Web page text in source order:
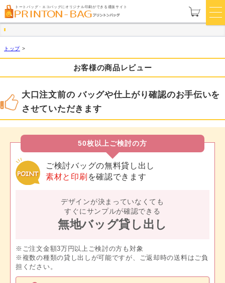
トートバッグ・エコバッグにオリジナル印刷ができる通販サイト
トップ >
お客様の商品レビュー
大口注文前の バッグや仕上がり確認のお手伝いを
させていただきます
50枚以上ご検討の方
ご検討バッグの無料貸し出し
素材と印刷 を確認できます
デザインが決まっていなくても
すぐにサンプルが確認できる
無地バッグ貸し出し
※ご注文金額3万円以上ご検討の方も対象
※複数の種類の貸し出しが可能ですが、ご返却時の送料はご負
担ください。